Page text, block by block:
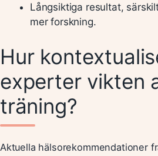
Långsiktiga resultat,
mer forskning.
Hur
experter vikten
träning?
Aktuella hälsorekommendationer